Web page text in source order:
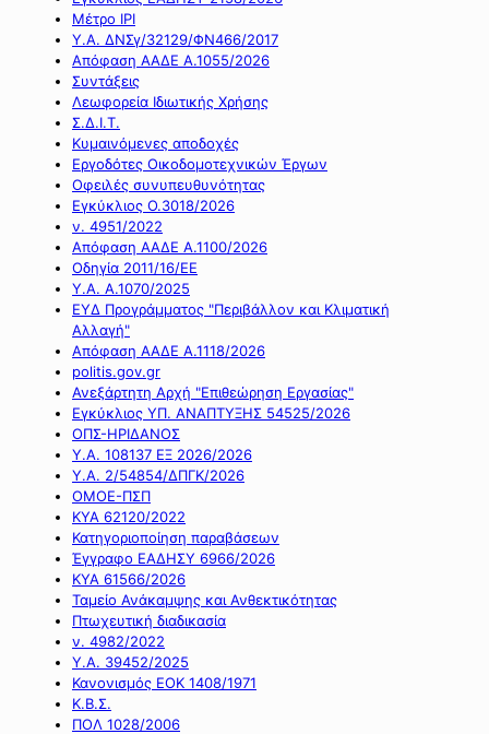
Μέτρο IPI
Υ.Α. ΔΝΣγ/32129/ΦΝ466/2017
Απόφαση ΑΑΔΕ Α.1055/2026
Συντάξεις
Λεωφορεία Ιδιωτικής Χρήσης
Σ.Δ.Ι.Τ.
Κυμαινόμενες αποδοχές
Εργοδότες Οικοδομοτεχνικών Έργων
Οφειλές συνυπευθυνότητας
Εγκύκλιος Ο.3018/2026
ν. 4951/2022
Απόφαση ΑΑΔΕ Α.1100/2026
Οδηγία 2011/16/ΕΕ
Υ.Α. Α.1070/2025
ΕΥΔ Προγράμματος "Περιβάλλον και Κλιματική
Αλλαγή"
Απόφαση ΑΑΔΕ Α.1118/2026
politis.gov.gr
Ανεξάρτητη Αρχή "Επιθεώρηση Εργασίας"
Εγκύκλιος ΥΠ. ΑΝΑΠΤΥΞΗΣ 54525/2026
ΟΠΣ-ΗΡΙΔΑΝΟΣ
Υ.Α. 108137 ΕΞ 2026/2026
Υ.Α. 2/54854/ΔΠΓΚ/2026
ΟΜΟΕ-ΠΣΠ
ΚΥΑ 62120/2022
Κατηγοριοποίηση παραβάσεων
Έγγραφο ΕΑΔΗΣΥ 6966/2026
ΚΥΑ 61566/2026
Ταμείο Ανάκαμψης και Ανθεκτικότητας
Πτωχευτική διαδικασία
ν. 4982/2022
Υ.Α. 39452/2025
Κανονισμός ΕΟΚ 1408/1971
Κ.Β.Σ.
ΠΟΛ 1028/2006